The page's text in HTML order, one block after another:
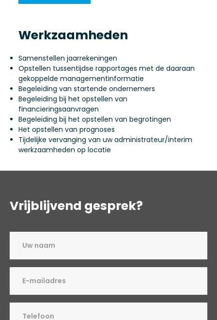
Werkzaamheden
Samenstellen jaarrekeningen
Opstellen tussentijdse rapportages met de daaraan
gekoppelde managementinformatie
Begeleiding van startende ondernemers
Begeleiding bij het opstellen van
financieringsaanvragen
Begeleiding bij het opstellen van begrotingen
Het opstellen van prognoses
Tijdelijke vervanging van uw administrateur/interim
werkzaamheden op locatie
Vrijblijvend gesprek?